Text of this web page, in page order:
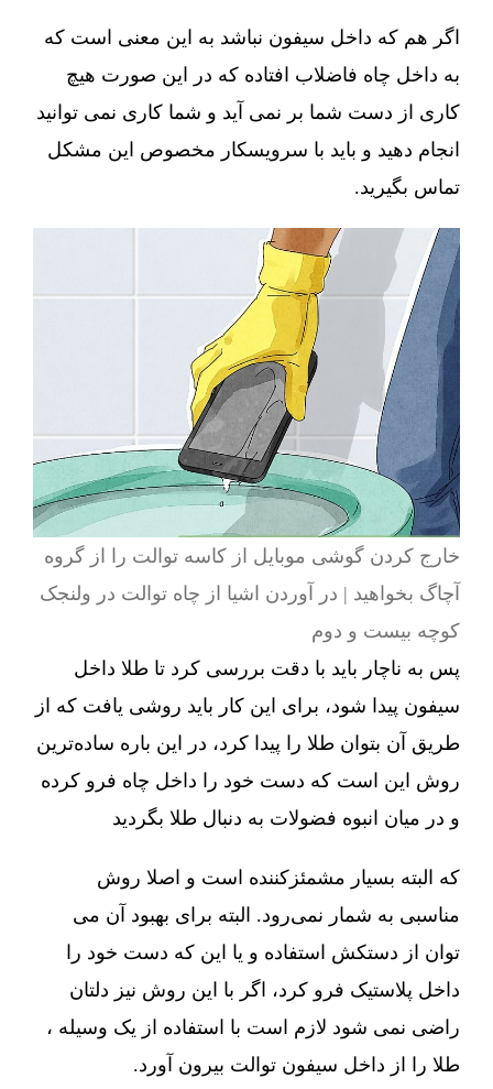
اگر هم که داخل سیفون نباشد به این معنی است که
به داخل چاه فاضلاب افتاده که در این صورت هیچ
کاری از دست شما بر نمی آید و شما کاری نمی توانید
انجام دهید و باید با سرویسکار مخصوص این مشکل
تماس بگیرید.
خارج کردن گوشی موبایل از کاسه توالت را از گروه
آچاگ بخواهید | در آوردن اشیا از چاه توالت در ولنجک
کوچه بیست و دوم
پس به ناچار باید با دقت بررسی کرد تا طلا داخل
سیفون پیدا شود، برای این کار باید روشی یافت که از
طریق آن بتوان طلا را پیدا کرد، در این باره ساده‌ترین
روش این است که دست خود را داخل چاه فرو کرده
و در میان انبوه فضولات به دنبال طلا بگردید
که البته بسیار مشمئزکننده است و اصلا روش
مناسبی به شمار نمی‌رود. البته برای بهبود آن می
توان از دستکش استفاده و یا این که دست خود را
داخل پلاستیک فرو کرد، اگر با این روش نیز دلتان
راضی نمی شود لازم است با استفاده از یک وسیله ،
طلا را از داخل سیفون توالت بیرون آورد.